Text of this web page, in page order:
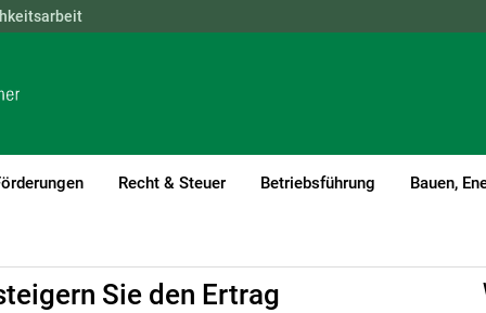
NÖ OÖ
Recht & Steuer Betriebsführung Bauen,
Sie den Ertrag